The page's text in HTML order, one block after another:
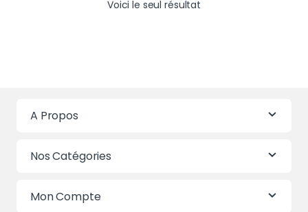
Voici le seul résultat
A Propos
Nos Catégories
Mon Compte